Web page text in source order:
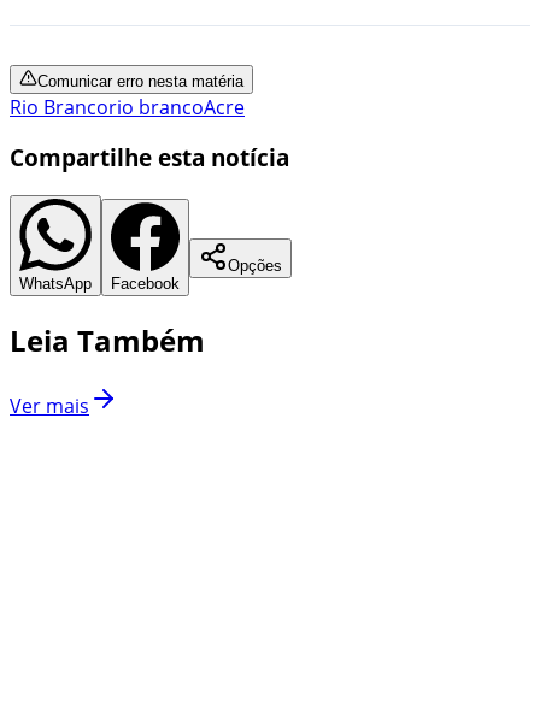
Comunicar erro nesta matéria
Rio Brancorio brancoAcre
Compartilhe esta notícia
WhatsApp Facebook
Opções
Leia Também
Ver mais